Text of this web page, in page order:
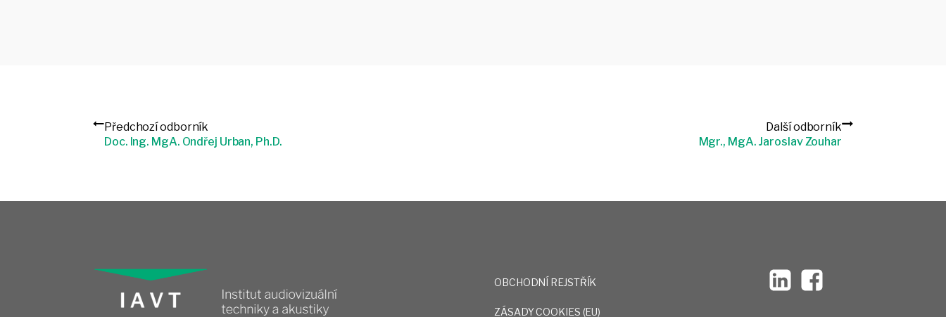
Předchozí odborník
Doc. Ing. MgA. Ondřej Urban, Ph.D.
Další odborník
Mgr., MgA. Jaroslav Zouhar
OBCHODNÍ REJSTŘÍK
ZÁSADY COOKIES (EU)